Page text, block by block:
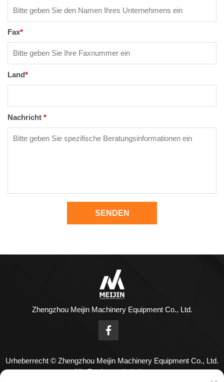
Fax*
Land*
Nachricht *
SENDEN
Zhengzhou Meijin Machinery Equipment Co., Ltd.
Urheberrecht © Zhengzhou Meijin Machinery Equipment Co., Ltd.
Alle Rechte vorbehalten